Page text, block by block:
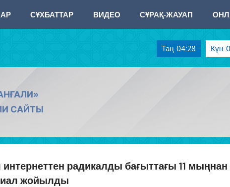
СҰХБАТТАР ВИДЕО СҰРАҚ-ЖАУАП
Таң 04:28 Күн
САЙТЫ
радикалды бағыттағы 11
жойылды